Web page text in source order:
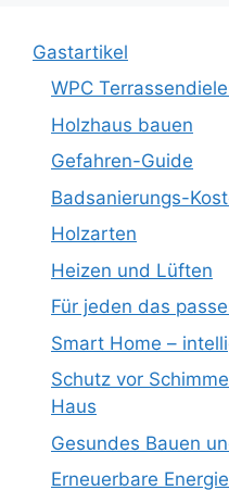
Gastartikel
WPC
Holzhaus bauen
Gefahren-Guide
Badsanierungs-
Holzarten
Heizen und Lüften
Für jeden das
Smart Home –
Schutz vor
Haus
Gesundes Bauen
Erneuerbare